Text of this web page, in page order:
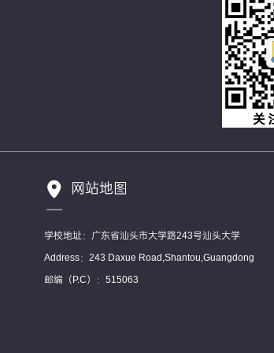
网站地图
学校地址：广东省汕头市大学路243号汕头大学
Address：243 Daxue Road,Shantou,Guangdong
邮编（P.C）：515063